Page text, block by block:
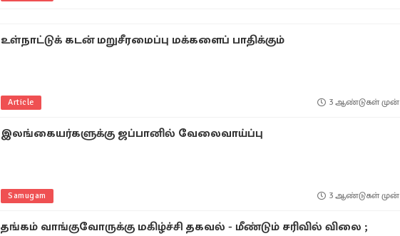
உள்நாட்டுக் கடன் மறுசீரமைப்பு மக்களைப் பாதிக்கும்
Article 3 ஆண்டுகள் முன்
இலங்கையர்களுக்கு ஜப்பானில் வேலைவாய்ப்பு
Samugam 3 ஆண்டுகள் முன்
தங்கம் வாங்குவோருக்கு மகிழ்ச்சி தகவல் - மீண்டும் சரிவில் விலை ;